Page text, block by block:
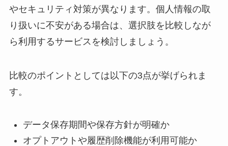
やセキュリティ対策が異なります。個人情報の取
り扱いに不安がある場合は、選択肢を比較しなが
ら利用するサービスを検討しましょう。
比較のポイントとしては以下の3点が挙げられま
す。
データ保存期間や保存方針が明確か
オプトアウトや履歴削除機能が利用可能か